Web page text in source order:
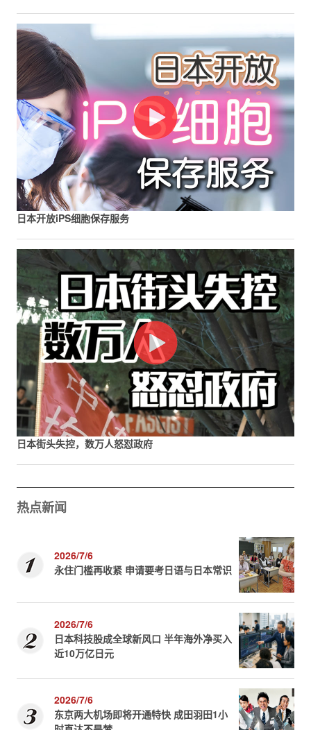
日本开放iPS细胞保存服务
日本街头失控，数万人怒怼政府
热点新闻
2026/7/6
永住门槛再收紧 申请要考日语与日本常识
2026/7/6
日本科技股成全球新风口 半年海外净买入
近10万亿日元
2026/7/6
东京两大机场即将开通特快 成田羽田1小